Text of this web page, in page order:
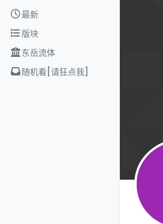
Skip to content
最新
版块
东岳流体
随机看[请狂点我]